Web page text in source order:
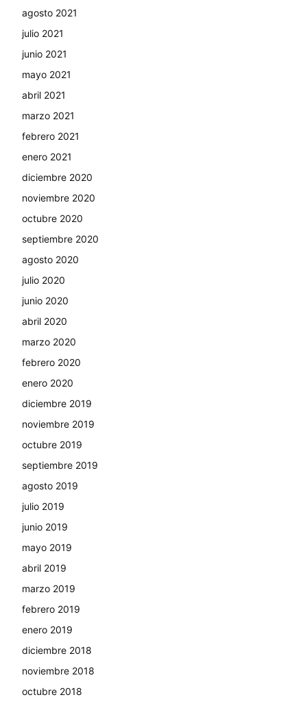
agosto 2021
julio 2021
junio 2021
mayo 2021
abril 2021
marzo 2021
febrero 2021
enero 2021
diciembre 2020
noviembre 2020
octubre 2020
septiembre 2020
agosto 2020
julio 2020
junio 2020
abril 2020
marzo 2020
febrero 2020
enero 2020
diciembre 2019
noviembre 2019
octubre 2019
septiembre 2019
agosto 2019
julio 2019
junio 2019
mayo 2019
abril 2019
marzo 2019
febrero 2019
enero 2019
diciembre 2018
noviembre 2018
octubre 2018